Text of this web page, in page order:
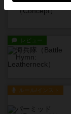
レビュー
ルール/インスト